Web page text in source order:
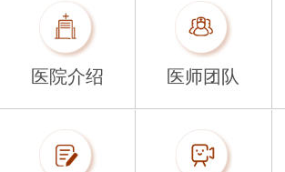
医院介绍 医师团队